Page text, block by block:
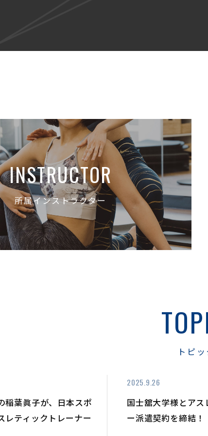
INSTRUCTOR
所属インストラクター
トピッ
稲葉眞子が、日本スポ
レティックトレーナー
2025.9.26
国士舘大学様とア
ー派遣契約を締結！